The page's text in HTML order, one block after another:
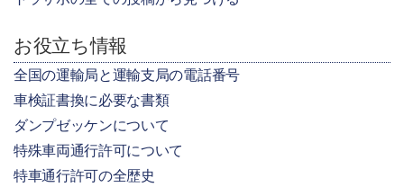
お役立ち情報
全国の運輸局と運輸支局の電話番号
車検証書換に必要な書類
ダンプゼッケンについて
特殊車両通行許可について
特車通行許可の全歴史